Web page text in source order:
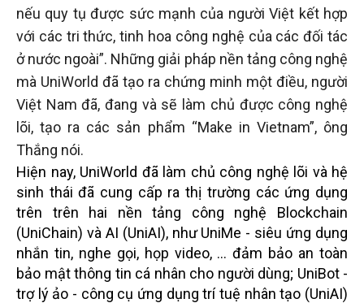
nếu quy tụ được sức mạnh của người Việt kết hợp
với các tri thức, tinh hoa công nghệ của các đối tác
ở nước ngoài”. Những giải pháp nền tảng công nghệ
mà UniWorld đã tạo ra chứng minh một điều, người
Việt Nam đã, đang và sẽ làm chủ được công nghệ
lõi, tạo ra các sản phẩm “Make in Vietnam”, ông
Thắng nói.
Hiện nay, UniWorld đã làm chủ công nghệ lõi và hệ
sinh thái đã cung cấp ra thị trường các ứng dụng
trên trên hai nền tảng công nghệ Blockchain
(UniChain) và AI (UniAI), như UniMe - siêu ứng dụng
nhắn tin, nghe gọi, họp video, … đảm bảo an toàn
bảo mật thông tin cá nhân cho người dùng; UniBot -
trợ lý ảo - công cụ ứng dụng trí tuệ nhân tạo (UniAI)